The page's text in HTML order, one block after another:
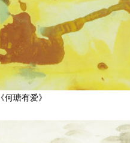
《何瑭有爱》